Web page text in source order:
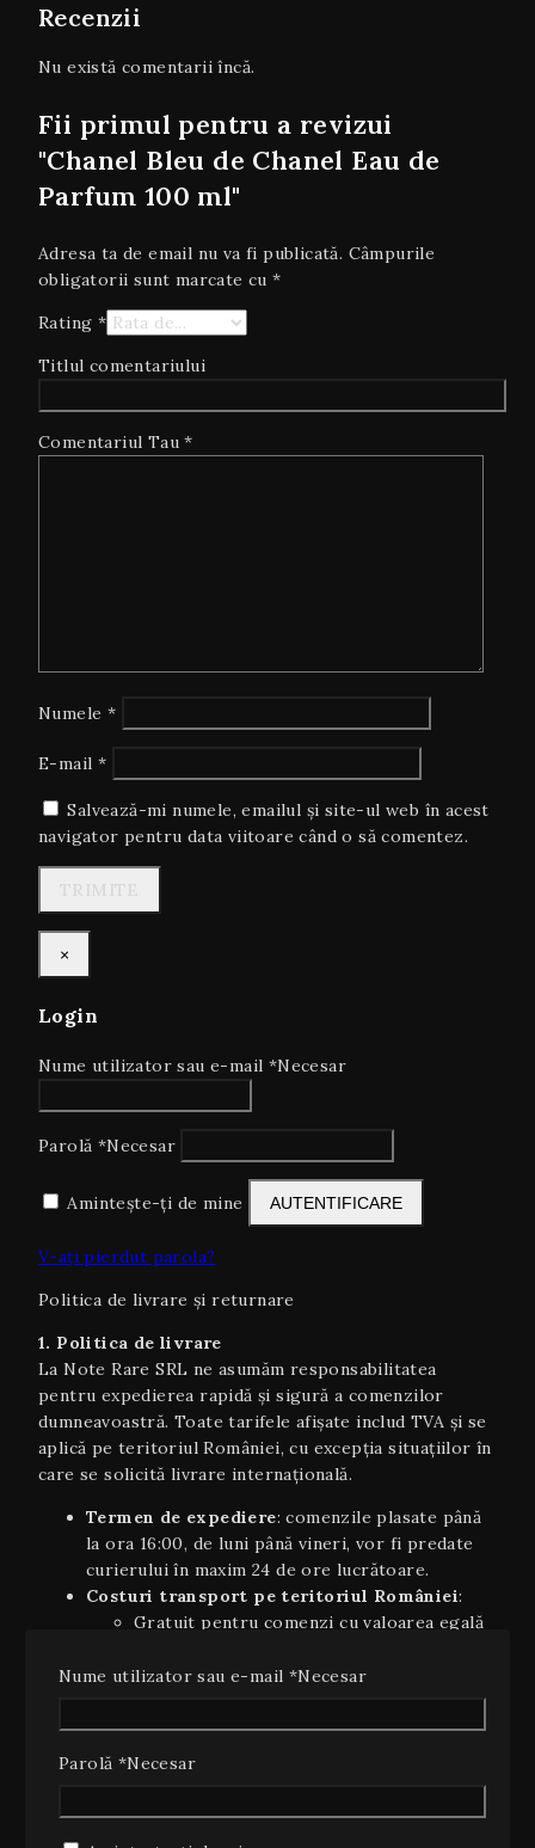
Recenzii
Nu există comentarii încă.
Fii primul pentru a revizui
"Chanel Bleu de Chanel Eau de
Parfum 100 ml"
Adresa ta de email nu va fi publicată. Câmpurile
obligatorii sunt marcate cu*
Rating *
Titlul comentariului
Comentariul Tau*
Numele *
E-mail *
Salvează-mi numele, emailul și site-ul web în acest
navigator pentru data viitoare când o să comentez.
×
Login
Nume utilizator sau e-mail *Necesar
Parolă *Necesar
Amintește-ți de mine AUTENTIFICARE
V-ați pierdut parola?
Politica de livrare și returnare
1. Politica de livrare
La Note Rare SRL ne asumăm responsabilitatea
pentru expedierea rapidă și sigură a comenzilor
dumneavoastră. Toate tarifele afișate includ TVA și se
aplică pe teritoriul României, cu excepția situaţiilor în
care se solicită livrare internaţională.
Termen de expediere: comenzile plasate până
la ora 16:00, de luni până vineri, vor fi predate
curierului în maxim 24 de ore lucrătoare.
Costuri transport pe teritoriul României:
Gratuit pentru comenzi cu valoarea egală
Pretul curierului pentru comenzi cu
Livrare internaţională(UE): 5–7 zile
lucrătoare, costurile variind în funcție de țară și
greutate; se va afișa automat în coș la finalizarea
Nume utilizator sau e-mail *Necesar
Parolă *Necesar